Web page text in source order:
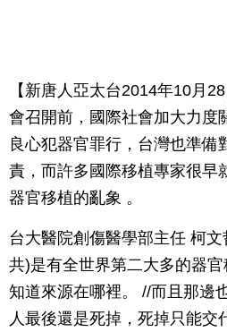
【新唐人亞太台2014年10月
會召開前，國際社會加大力度
良心犯器官罪行，台灣也準備
責，而許多國際移植專家很早
器官移植的亂象 。
台大醫院創傷醫學部主任 柯
共)是有全世界第二大多的器
知道來源在哪裡。 //而且那邊
人最後還是死掉，死掉只能交